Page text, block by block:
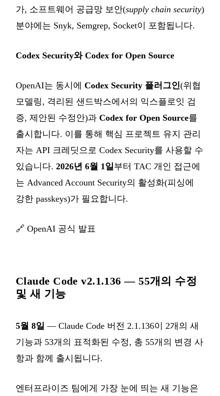
가, 소프트웨어 공급망 보안(supply chain security)
분야에는 Snyk, Semgrep, Socket이 포함됩니다.
Codex Security와 Codex for Open Source
OpenAI는 동시에 Codex Security 플러그인(위협
모델링, 격리된 샌드박스에서의 익스플로잇 검
증, 제안된 수정안)과 Codex for Open Source를
출시합니다. 이를 통해 핵심 프로젝트 유지 관리
자는 API 크레딧으로 Codex Security를 사용할 수
있습니다. 2026년 6월 1일부터 TAC 개인 접근에
는 Advanced Account Security의 활성화(피싱에
강한 passkeys)가 필요합니다.
🔗 OpenAI 공식 발표
Claude Code v2.1.136 — 55개의 수정
및 새 기능
5월 8일 — Claude Code 버전 2.1.136이 2개의 새
기능과 53개의 표적화된 수정, 총 55개의 변경 사
항과 함께 출시됩니다.
엔터프라이즈 팀에게 가장 눈에 띄는 새 기능은